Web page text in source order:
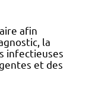
afin
la
infectieuses
et des